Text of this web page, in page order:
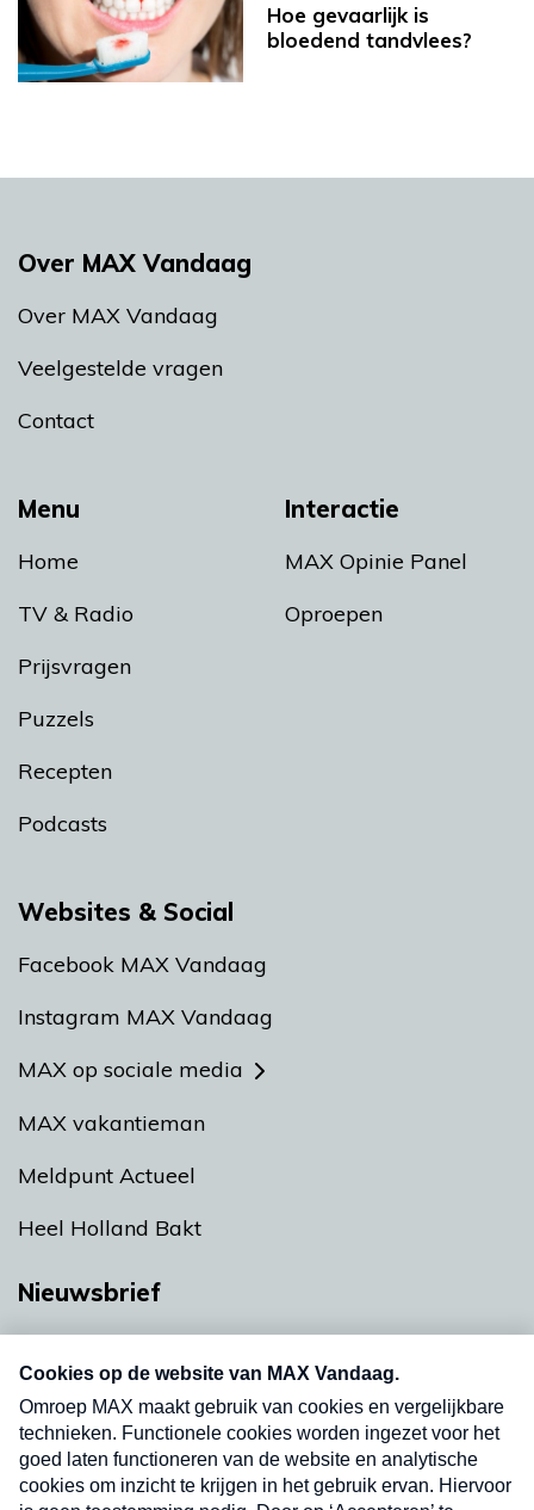
Hoe gevaarlijk is
bloedend tandvlees?
Menu
Home
TV & Radio
Prijsvragen
Puzzels
Recepten
Podcasts
Interactie
MAX Opinie Panel
Oproepen
Over MAX Vandaag
Over MAX Vandaag
Veelgestelde vragen
Contact
Websites & Social
Facebook MAX Vandaag
Instagram MAX Vandaag
MAX op sociale media
MAX vakantieman
Meldpunt Actueel
Heel Holland Bakt
Nieuwsbrief
nieuwsbrief. Elke vrijdag- en dinsdagochtend in
uw mailbox.
Verzend